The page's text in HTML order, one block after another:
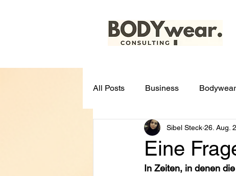
All Posts Business
Eine
Sibel Steck 26. Aug.
In Zeiten, in denen